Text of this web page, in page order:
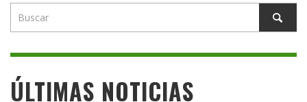
ÚLTIMAS NOTICIAS